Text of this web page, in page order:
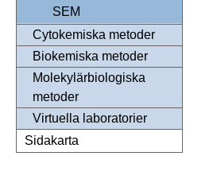
SEM
Cytokemiska metoder
Biokemiska metoder
Molekylärbiologiska
metoder
Virtuella laboratorier
Sidakarta